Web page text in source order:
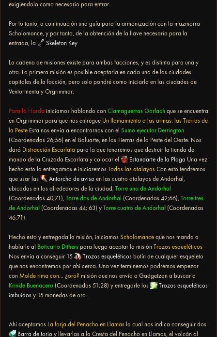
exigiendolo como necesario para entrar.
Por lo tanto, a continuación una guía para la armonización con la mazmorra
Scholomance, y por tanto, de la obtención de la llave necesaria para la
entrada, la
Skeleton Key
La cadena de misiones existe para ambas facciones, y es distinta para una y
otra. La primera misión es posible aceptarla en cada una de las ciudades
capitales de la facción, pero solo pondré como iniciarla en las ciudades de
Ventormenta y Orgrimmar.
Para la Horda iniciamos hablando con Clamaguerras Gorlach que se encuentra
en Orgrimmar para que nos entregue Un llamamiento a las armas: las Tierras de
la Peste Esta nos envía a encontrarnos con el Sumo ejecutor Derrington
(Coordenadas 26;56) en el Baluarte, en las Tierras de la Peste del Oeste. Nos
dará Distracción Escarlata para la que tendremos que destruir la tienda de
mando de la Cruzada Escarlata y colocar el
Estandarte de la Plaga Una vez
hecho esto la entregamos e iniciaremos Todas las atalayas Con esto tendremos
que usar las
Antorcha de aviso en las cuatro atalayas de Andorhal,
ubicadas en los alrededores de la ciudad; Torre uno de Andorhal
(Coordenadas 40;71), Torre dos de Andorhal (Coordenadas 42;66), Torre tres
de Andorhal (Coordenadas 44; 63) y Torre cuatro de Andorhal (Coordenadas
46;71).
Hecho esto y entregada la misión, iniciamos Scholomance que nos manda a
hablarle al Boticario Dithers para luego aceptar la misión Trozos esqueléticos
Nos envía a conseguir 15
Trozos esqueléticos botín de cualquier esqueleto
que nos encontremos por ahí cerca. Una vez terminemos podremos empezar
con Molde rima con... ¿oro? misión que nos envía a Gadgetzan a buscar a
Krinkle Buenacero (Coordenadas 51;28) y entregarle los
Trozos esqueléticos
imbuidos y 15 monedas de oro.
Ahí aceptamos La forja del Penacho en Llamas la cual nos indica conseguir dos
Barra de torio y llevarlas a la Cresta del Penacho en Llamas, el volcán al